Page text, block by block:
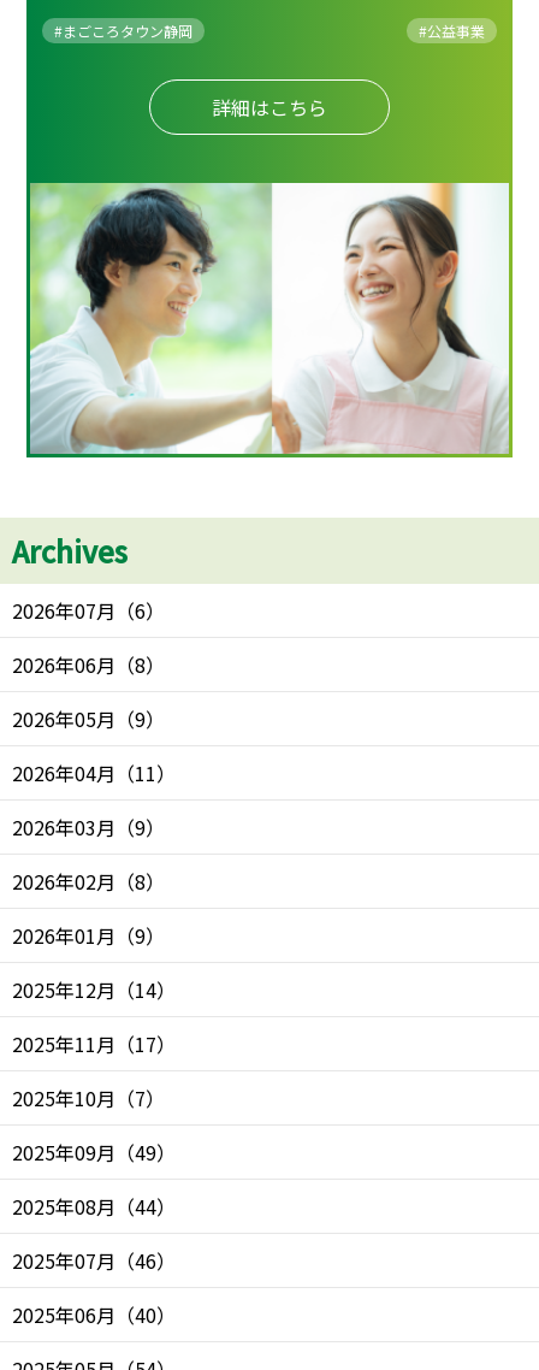
#まごころタウン静岡 #公益事業
詳細はこちら
Archives
2026年07月 （6）
2026年06月 （8）
2026年05月 （9）
2026年04月 （11）
2026年03月 （9）
2026年02月 （8）
2026年01月 （9）
2025年12月 （14）
2025年11月 （17）
2025年10月 （7）
2025年09月 （49）
2025年08月 （44）
2025年07月 （46）
2025年06月 （40）